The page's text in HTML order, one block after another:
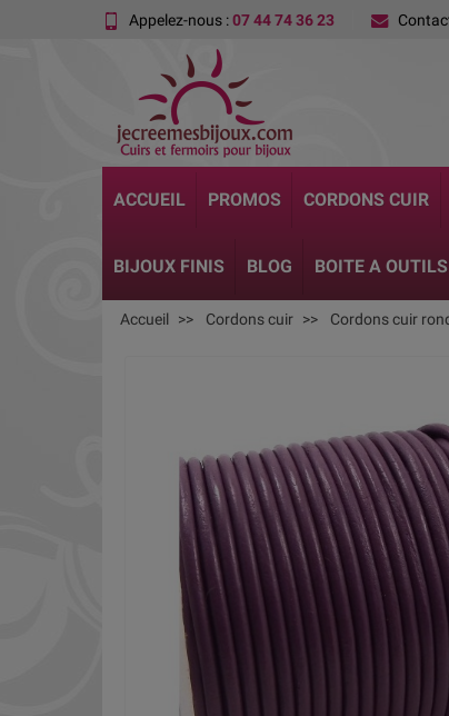
Appelez-nous :07 44 74 36 23
ACCUEIL PROMOS CORDONS CUIR
BIJOUX FINIS BLOG BOITE A OUTILS
Accueil Cordons cuir Cordons cuir